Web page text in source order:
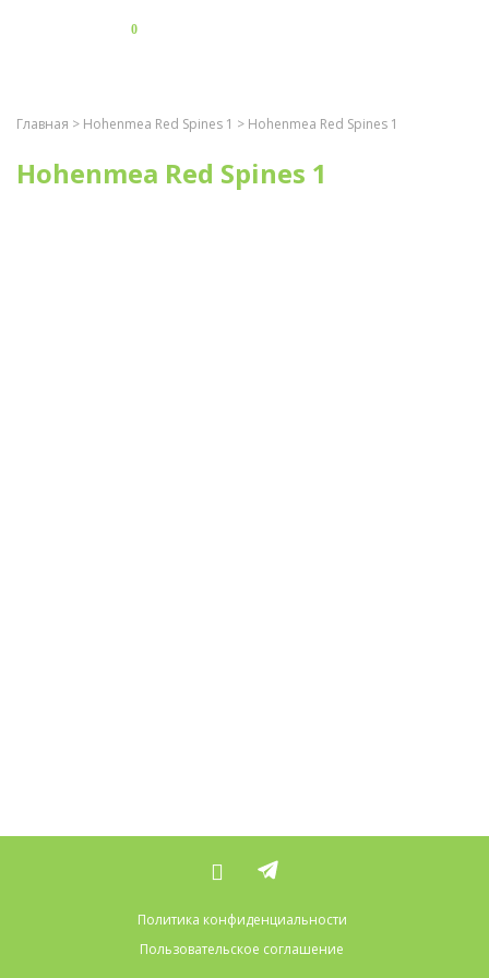
0
Главная > Hohenmea Red Spines 1 > Hohenmea Red Spines 1
Hohenmea Red Spines 1
Политика конфиденциальности
Пользовательское соглашение